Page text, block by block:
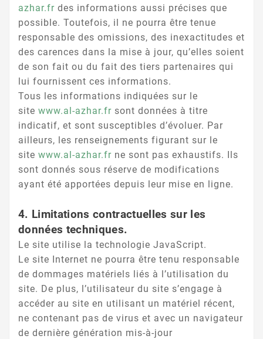
azhar.fr des informations aussi précises que
possible. Toutefois, il ne pourra être tenue
responsable des omissions, des inexactitudes et
des carences dans la mise à jour, qu’elles soient
de son fait ou du fait des tiers partenaires qui
lui fournissent ces informations.
Tous les informations indiquées sur le
site www.al-azhar.fr sont données à titre
indicatif, et sont susceptibles d’évoluer. Par
ailleurs, les renseignements figurant sur le
site www.al-azhar.fr ne sont pas exhaustifs. Ils
sont donnés sous réserve de modifications
ayant été apportées depuis leur mise en ligne.
4. Limitations contractuelles sur les
données techniques.
Le site utilise la technologie JavaScript.
Le site Internet ne pourra être tenu responsable
de dommages matériels liés à l’utilisation du
site. De plus, l’utilisateur du site s’engage à
accéder au site en utilisant un matériel récent,
ne contenant pas de virus et avec un navigateur
de dernière génération mis-à-jour